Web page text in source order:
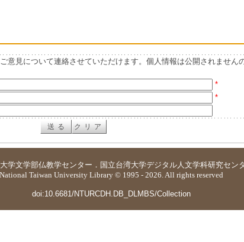
意見について連絡させていただけます。個人情報は公開されません
*
*
学文学部仏教学センター ． 国立台湾大学デジタル人文学科研究セン
National Taiwan University Library © 1995 - 2026. All rights reserved
doi:10.6681/NTURCDH.DB_DLMBS/Collection